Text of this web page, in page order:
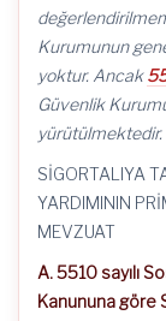
Kurumunun
yoktur. Ancak
Güvenlik
yürütülmektedir.
SİGORTALIYA
YARDIMININ
MEVZUAT
A. 5510 sayılı
Kanununa göre